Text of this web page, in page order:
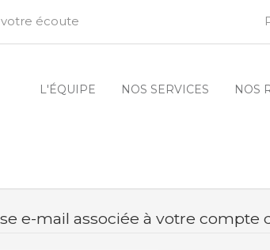
écoute
L'ÉQUIPE NOS SERVICES NOS
e-mail associée à votre